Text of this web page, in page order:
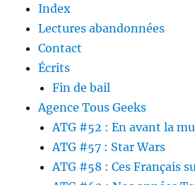
Index
Lectures abandonnées
Contact
Écrits
Fin de bail
Agence Tous Geeks
ATG #52 : En avant la
ATG #57 : Star Wars
ATG #58 : Ces Français